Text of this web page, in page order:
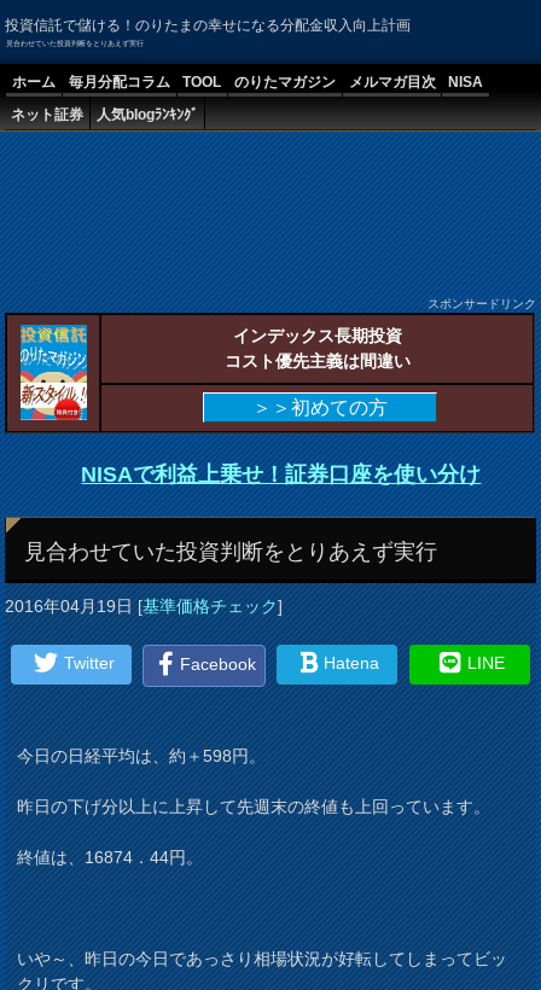
投資信託で儲ける！のりたまの幸せになる分配金収入向上計画
見合わせていた投資判断をとりあえず実行
ホーム 毎月分配コラム TOOL のりたマガジン メルマガ目次
NISA
ネット証券
人気blogﾗﾝｷﾝｸﾞ
スポンサードリンク
インデックス長期投資
コスト優先主義は間違い
＞＞初めての方
NISAで利益上乗せ！証券口座を使い分け
見合わせていた投資判断をとりあえず実行
2016年04月19日[基準価格チェック]
Twitter Facebook Hatena LINE
今日の日経平均は、約＋598円。
昨日の下げ分以上に上昇して先週末の終値も上回っています。
終値は、16874．44円。
いや～、昨日の今日であっさり相場状況が好転してしまってビッ
クリです。